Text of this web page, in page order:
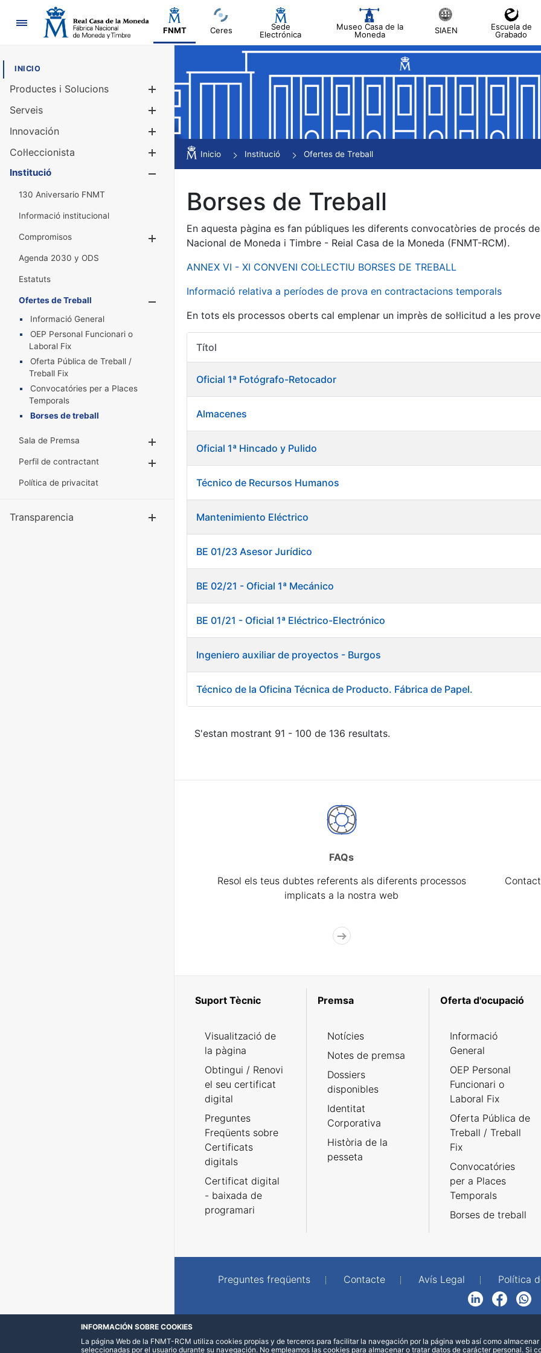
Navegació
FNMT Ceres
Sede
Electrónica
Museo Casa de la
Moneda
SIAEN
Escuela de
Grabado
INICIO
Productes i Solucions
Mostra/Amaga
Serveis
Innovación
Col·leccionista
Mostra/Amaga
Institució
130 Aniversario FNMT
Informació institucional
Compromisos
Mostra/Amaga
Agenda 2030 y ODS
Estatuts
Ofertes de Treball
Informació General
OEP Personal Funcionari o
Laboral Fix
Oferta Pública de Treball /
Treball Fix
Convocatóries per a Places
Temporals
Borses de treball
Sala de Premsa
Perfil de contractant
Política de privacitat
Transparencia Mostra/Amaga
Inicio Institució Ofertes de Treball
Borses de Treball
En aquesta pàgina es fan públiques les diferents convocatòries de procés
Nacional de Moneda i Timbre - Reial Casa de la Moneda (FNMT-RCM).
ANNEX VI - XI CONVENI COL·LECTIU BORSES DE TREBALL
Informació relativa a períodes de prova en contractacions temporals
En tots els processos oberts cal emplenar un imprès de sol·licitud a les
Títol
Oficial 1ª Fotógrafo-Retocador
Almacenes
Oficial 1ª Hincado y Pulido
Técnico de Recursos Humanos
Mantenimiento Eléctrico
BE 01/23 Asesor Jurídico
BE 02/21 - Oficial 1ª Mecánico
BE 01/21 - Oficial 1ª Eléctrico-Electrónico
Ingeniero auxiliar de proyectos - Burgos
Técnico de la Oficina Técnica de Producto. Fábrica de Papel.
S'estan mostrant 91 - 100 de 136 resultats.
FAQs
Resol els teus dubtes referents als diferents processos
implicats a la nostra web
Suport Tècnic
Visualització de
la pàgina
Obtingui / Renovi
el seu certificat
digital
Preguntes
Freqüents sobre
Certificats
digitals
Certificat digital
- baixada de
programari
Premsa
Notícies
Notes de premsa
Dossiers
disponibles
Identitat
Corporativa
Història de la
pesseta
Oferta d'ocupació
Informació
General
OEP Personal
Funcionari o
Laboral Fix
Oferta Pública de
Treball / Treball
Fix
Convocatóries
per a Places
Temporals
Borses de treball
Preguntes freqüents Contacte Avís Legal Política
FacebookWhatsApp
INFORMACIÓN SOBRE COOKIES
La página Web de la FNMT-RCM utiliza cookies propias y de terceros para facilitar la navegación por la página web así como
seleccionadas por el usuario durante su navegación. No empleamos las cookies para almacenar o tratar datos de carácter personal. Si